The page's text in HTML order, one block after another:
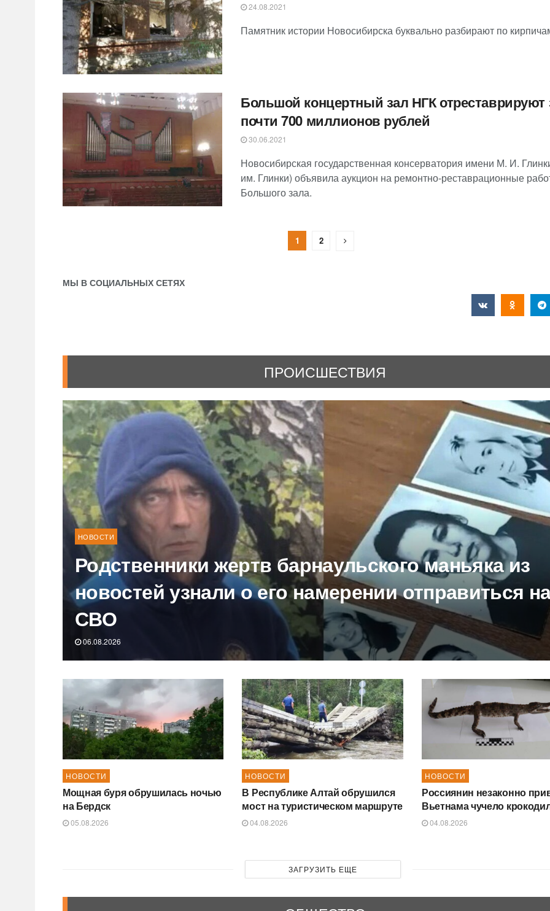
24.08.2021
Памятник истории Новосибирска буквально разбирают по
Большой концертный зал НГК отреставрируют
почти 700 миллионов рублей
30.06.2021
Новосибирская государственная консерватория имени М. И.
им. Глинки) объявила аукцион на ремонтно-реставрационные
Большого зала.
1 2
МЫ В СОЦИАЛЬНЫХ СЕТЯХ
ПРОИСШЕСТВИЯ
НОВОСТИ
Родственники жертв барнаульского маньяка из
новостей узнали о его намерении отправиться
СВО
06.08.2026
НОВОСТИ
Мощная буря обрушилась ночью
на Бердск
05.08.2026
НОВОСТИ
В Республике Алтай обрушился
мост на туристическом маршруте
04.08.2026
НОВОСТИ
Россиянин незаконно
Вьетнама чучело
04.08.2026
ЗАГРУЗИТЬ ЕЩЕ